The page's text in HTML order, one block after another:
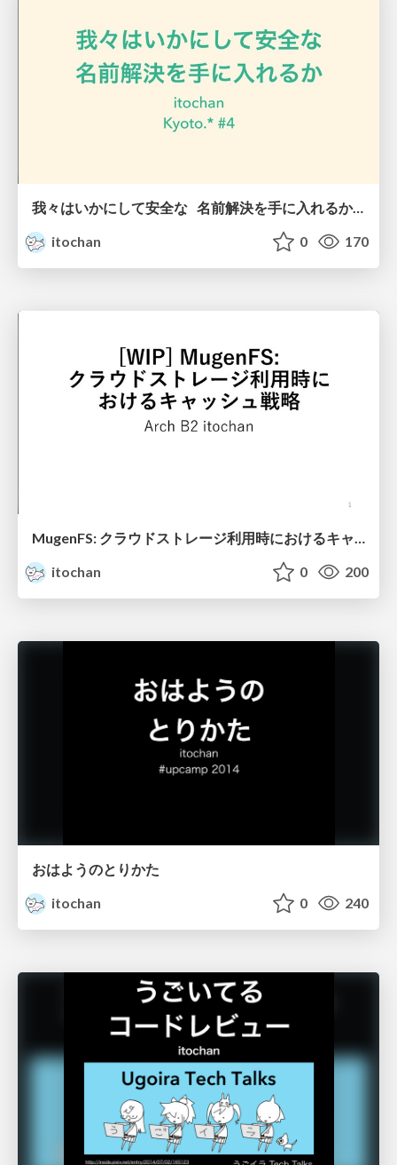
我々はいかにして安全な 名前解決を手に入れるか / How do we get secure name resolution
itochan
0 170
MugenFS: クラウドストレージ利用時におけるキャッシュ戦略
itochan
0 200
おはようのとりかた
itochan
0 240